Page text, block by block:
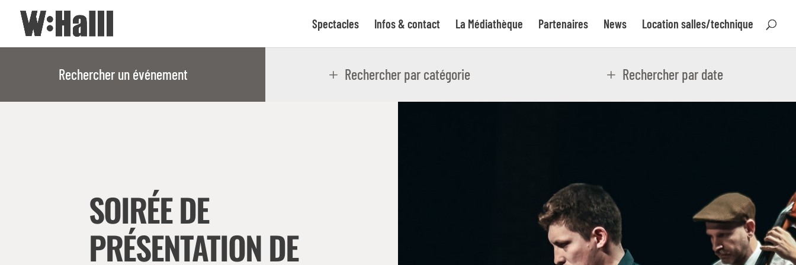
Spectacles Infos & contact La Médiathèque Partenaires News Location salles/technique
Rechercher un événement Rechercher par catégorie Rechercher par date
SOIRÉE DE
PRÉSENTATION DE